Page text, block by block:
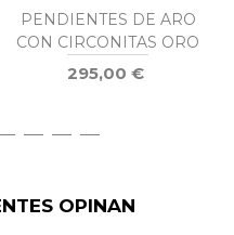
PENDIENTES DE ARO
CON CIRCONITAS ORO
295,00 €
OPINAN